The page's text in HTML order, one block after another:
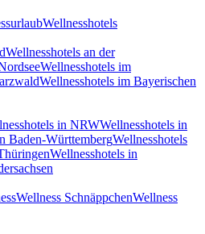
Wellnesshotels
Wellnesshotels an der
Wellnesshotels im
Wellnesshotels im Bayerischen
in NRWWellnesshotels in
Baden-WürttembergWellnesshotels
Wellnesshotels in
Wellness SchnäppchenWellness